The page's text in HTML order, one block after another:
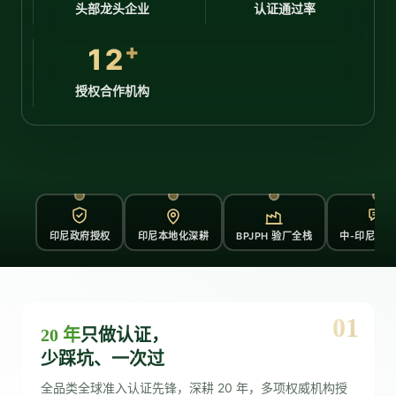
头部龙头企业 认证通过率
12+
授权合作机构
印尼政府授权 印尼本地化深耕 BPJPH 验厂全栈 中-印尼合
01
20 年只做认证，
少踩坑、一次过
全品类全球准入认证先锋，深耕 20 年，多项权威机构授